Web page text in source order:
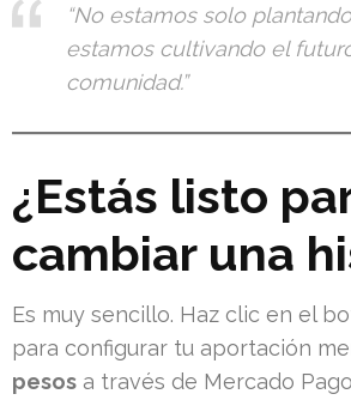
“No estamos solo
estamos cultivando el
comunidad.”
¿Estás listo
cambiar una
Es muy sencillo. Haz clic en el
para configurar tu aportación
pesos a través de Mercado